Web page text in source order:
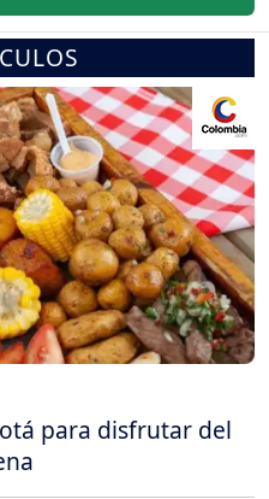
para disfrutar del